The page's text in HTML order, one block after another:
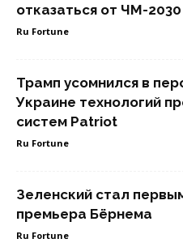
отказаться от ЧМ-
Ru Fortune
Трамп усомнился в
Украине технологий
систем Patriot
Ru Fortune
Зеленский стал
премьера Бёрнема
Ru Fortune